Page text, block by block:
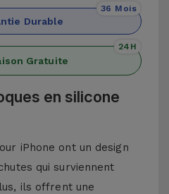
Durable
36 Mois
Gratuite
24H
en silicone
iPhone ont un design
qui surviennent
ils offrent une